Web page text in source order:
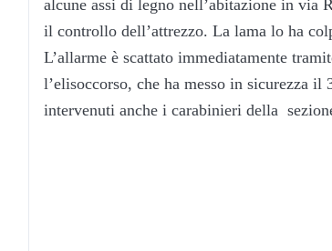
alcune assi di legno nell’abitazione in via
il controllo dell’attrezzo. La lama lo ha
L’allarme è scattato immediatamente
l’elisoccorso, che ha messo in sicurezza
intervenuti anche i carabinieri della